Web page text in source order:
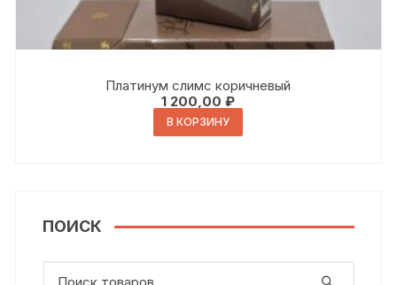
Платинум слимс коричневый
1 200,00₽
В КОРЗИНУ
ПОИСК